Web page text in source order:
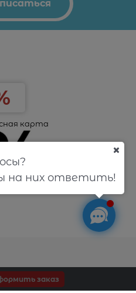
карта
заказ
на них ответить!